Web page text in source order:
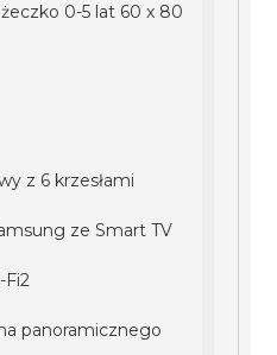
0-5 lat 60 x 80
z 6 krzesłami
ze Smart TV
panoramicznego